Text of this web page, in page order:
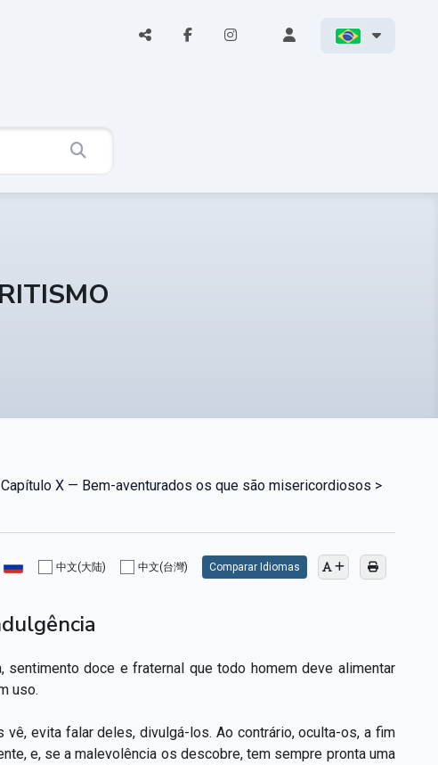
X — Bem-aventurados os que são misericordiosos >
中文(大陆) 中文(台灣) Comparar Idiomas
sentimento doce e fraternal que todo homem deve alimentar
uso.
evita falar deles, divulgá-los. Ao contrário, oculta-os, a fim
e, se a malevolência os descobre, tem sempre pronta uma